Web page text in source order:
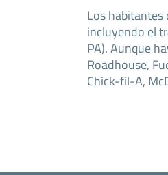
Los habitantes
incluyendo el
PA). Aunque
Roadhouse,
Chick-fil-A,